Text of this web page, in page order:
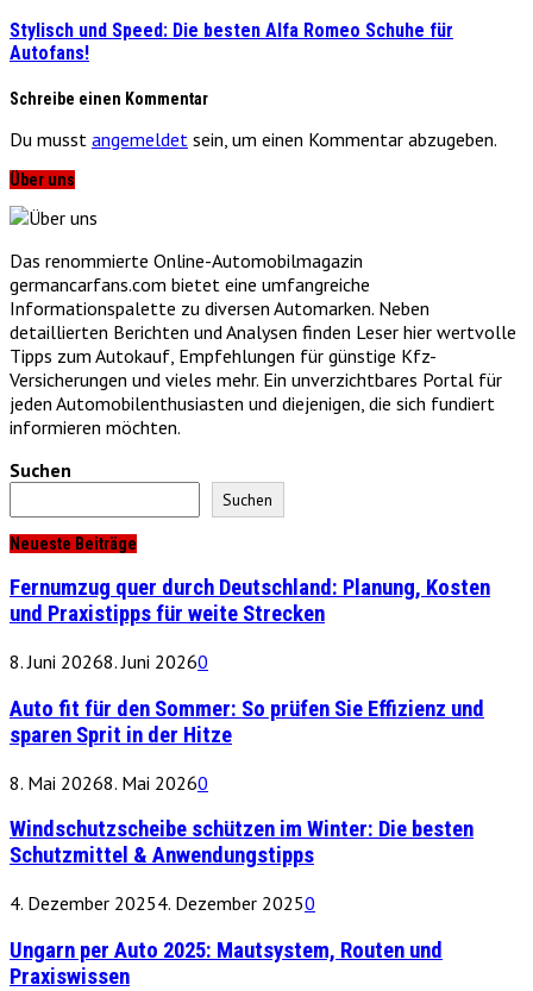
Stylisch und Speed: Die besten Alfa Romeo Schuhe für
Autofans!
Schreibe einen Kommentar
Du musst angemeldet sein, um einen Kommentar abzugeben.
Über uns
Das renommierte Online-Automobilmagazin
germancarfans.com bietet eine umfangreiche
Informationspalette zu diversen Automarken. Neben
detaillierten Berichten und Analysen finden Leser hier wertvolle
Tipps zum Autokauf, Empfehlungen für günstige Kfz-
Versicherungen und vieles mehr. Ein unverzichtbares Portal für
jeden Automobilenthusiasten und diejenigen, die sich fundiert
informieren möchten.
Suchen
Suchen
Neueste Beiträge
Fernumzug quer durch Deutschland: Planung, Kosten
und Praxistipps für weite Strecken
8. Juni 20268. Juni 20260
Auto fit für den Sommer: So prüfen Sie Effizienz und
sparen Sprit in der Hitze
8. Mai 20268. Mai 20260
Windschutzscheibe schützen im Winter: Die besten
Schutzmittel & Anwendungstipps
4. Dezember 20254. Dezember 20250
Ungarn per Auto 2025: Mautsystem, Routen und
Praxiswissen